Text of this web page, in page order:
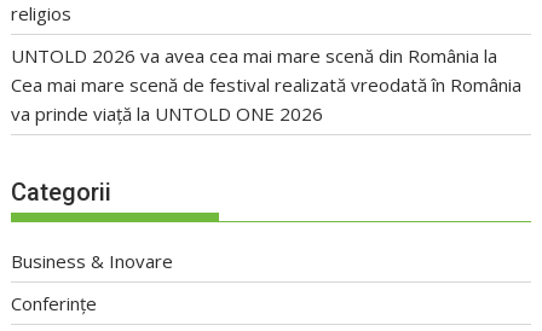
religios
UNTOLD 2026 va avea cea mai mare scenă din România la
Cea mai mare scenă de festival realizată vreodată în România
va prinde viață la UNTOLD ONE 2026
Categorii
Business & Inovare
Conferințe